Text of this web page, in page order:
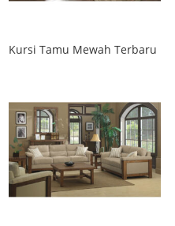
Kursi Tamu Mewah Terbaru